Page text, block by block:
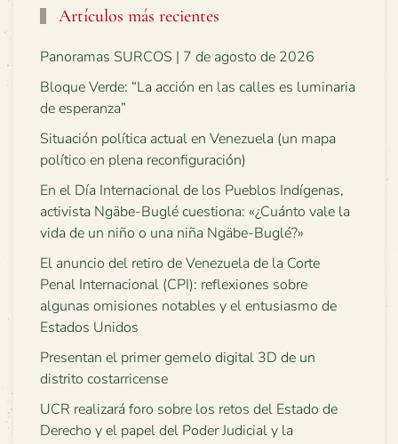
Artículos más recientes
Panoramas SURCOS | 7 de agosto de 2026
Bloque Verde: “La acción en las calles es luminaria
de esperanza”
Situación política actual en Venezuela (un mapa
político en plena reconfiguración)
En el Día Internacional de los Pueblos Indígenas,
activista Ngäbe-Buglé cuestiona: «¿Cuánto vale la
vida de un niño o una niña Ngäbe-Buglé?»
El anuncio del retiro de Venezuela de la Corte
Penal Internacional (CPI): reflexiones sobre
algunas omisiones notables y el entusiasmo de
Estados Unidos
Presentan el primer gemelo digital 3D de un
distrito costarricense
UCR realizará foro sobre los retos del Estado de
Derecho y el papel del Poder Judicial y la